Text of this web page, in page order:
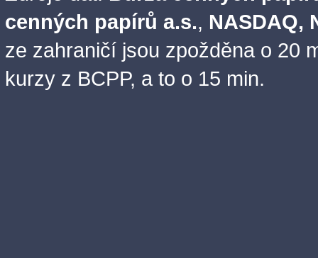
cenných papírů a.s., NASDAQ,
ze zahraničí jsou zpožděna o 20
kurzy z BCPP, a to o 15 min.